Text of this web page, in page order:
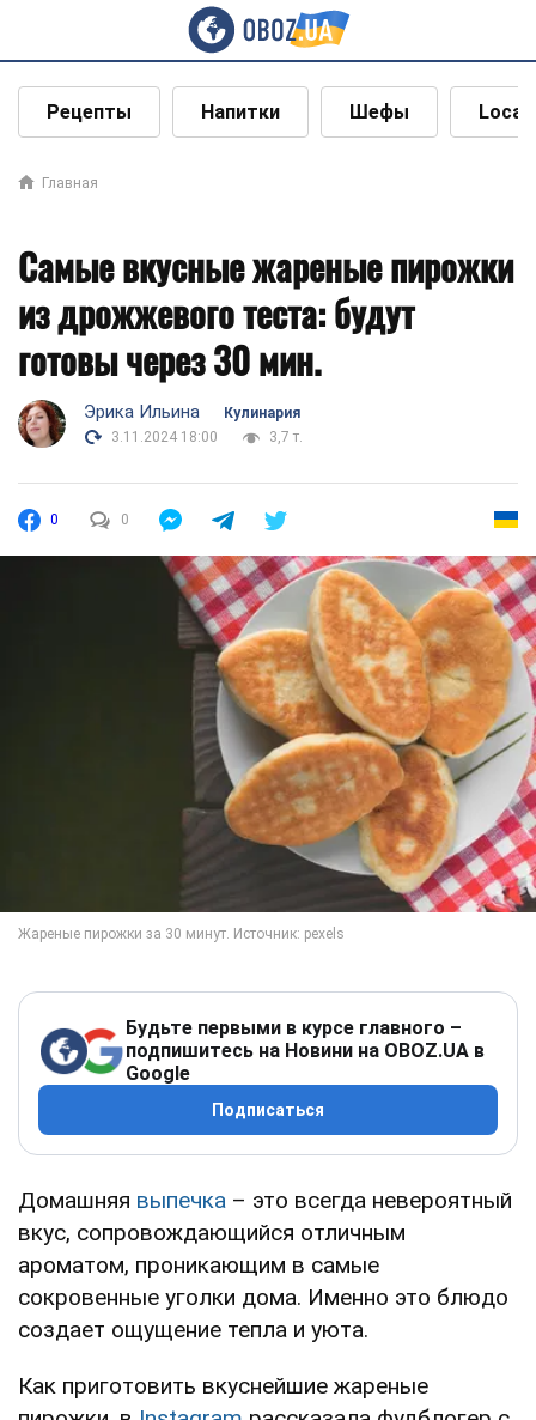
Рецепты Напитки Шефы Local
Главная
Самые вкусные жареные пирожки
из дрожжевого теста: будут
готовы через 30 мин.
Эрика Ильина
Кулинария
3.11.2024 18:00
3,7 т.
0 0
Будьте первыми в курсе главного –
подпишитесь на Новини на OBOZ.UA в
Google
Подписаться
Домашняя выпечка – это всегда невероятный
вкус, сопровождающийся отличным
ароматом, проникающим в самые
сокровенные уголки дома. Именно это блюдо
создает ощущение тепла и уюта.
Как приготовить вкуснейшие жареные